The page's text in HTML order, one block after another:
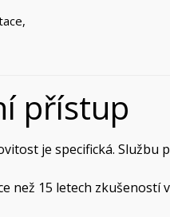
přístup
je specifická.
než 15 letech